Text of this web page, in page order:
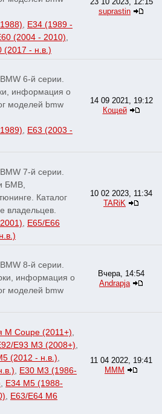
, E34 (1989 -
(2004 - 2010),
(2017 - н.в.)
suprastin
6-й серии.
информация о
моделей bmw
, E63 (2003 -
14 09 2021, 19:12
Кощей
7-й серии.
БМВ,
Каталог
владельцев.
, E65/E66
10 02 2023, 11:34
TARiK
8-й серии.
информация о
моделей bmw
Вчера, 14:54
Andrapja
M Coupe (2011+),
E93 M3 (2008+),
(2012 - н.в.),
, E30 M3 (1986-
, E34 M5 (1988-
, E63/E64 M6
11 04 2022, 19:41
МММ